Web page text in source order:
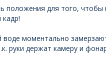
положения для того, чтобы
воде моментально
руки держат камеру и